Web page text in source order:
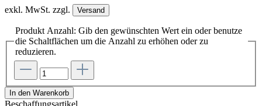
exkl. MwSt. zzgl. Versand
Produkt Anzahl: Gib den gewünschten Wert ein oder benutze
die Schaltflächen um die Anzahl zu erhöhen oder zu
reduzieren.
In den Warenkorb
Beschaffungsartikel